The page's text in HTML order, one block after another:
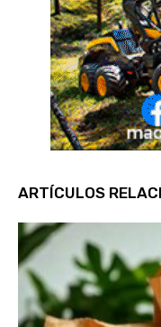
ARTÍCULOS